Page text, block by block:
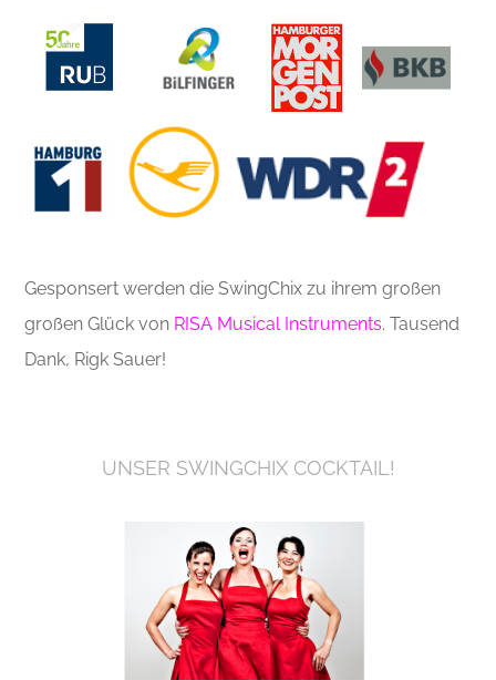
Gesponsert werden die SwingChix zu ihrem großen
großen Glück von RISA Musical Instruments. Tausend
Dank, Rigk Sauer!
UNSER SWINGCHIX COCKTAIL!